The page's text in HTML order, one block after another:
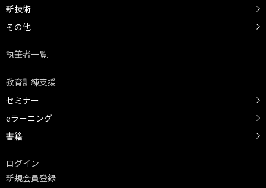
新技術
その他
執筆者一覧
教育訓練支援
セミナー
eラーニング
書籍
ログイン
新規会員登録